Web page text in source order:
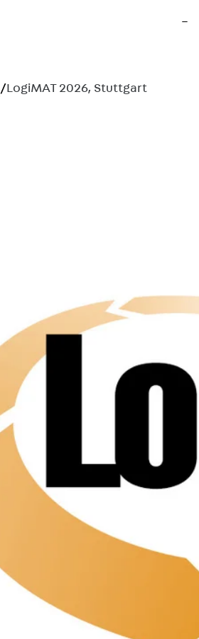
/LogiMAT 2026, Stuttgart